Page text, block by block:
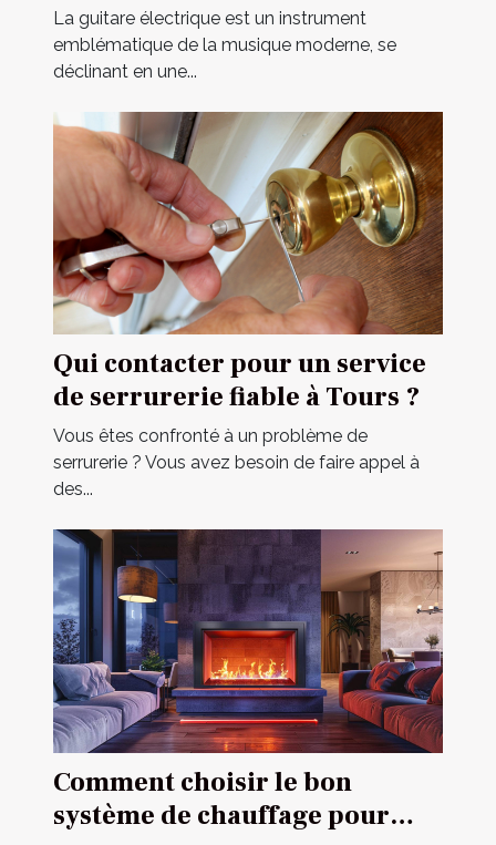
construction
La guitare électrique est un instrument
emblématique de la musique moderne, se
déclinant en une...
Qui contacter pour un service
de serrurerie fiable à Tours ?
Vous êtes confronté à un problème de
serrurerie ? Vous avez besoin de faire appel à
des...
Comment choisir le bon
système de chauffage pour